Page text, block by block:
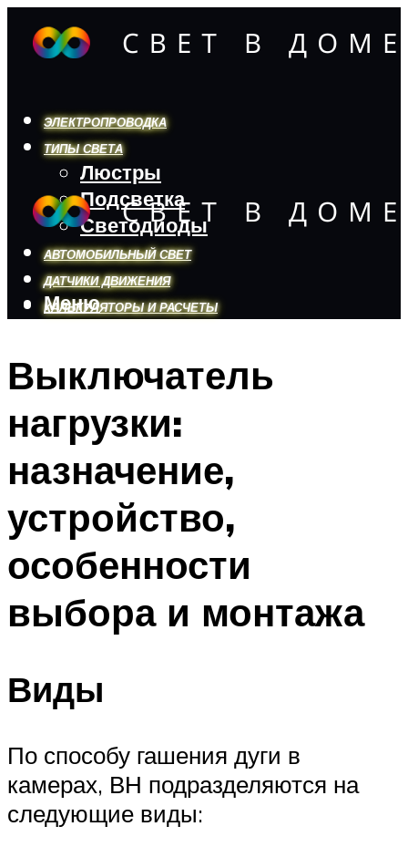
ЭЛЕКТРОПРОВОДКА
ТИПЫ СВЕТА
Люстры
Подсветка
Светодиоды
АВТОМОБИЛЬНЫЙ СВЕТ
ДАТЧИКИ ДВИЖЕНИЯ
КАЛЬКУЛЯТОРЫ И РАСЧЕТЫ
Меню
Меню
Выключатель
нагрузки:
назначение,
устройство,
особенности
выбора и монтажа
Виды
По способу гашения дуги в
камерах, ВН подразделяются на
следующие виды: